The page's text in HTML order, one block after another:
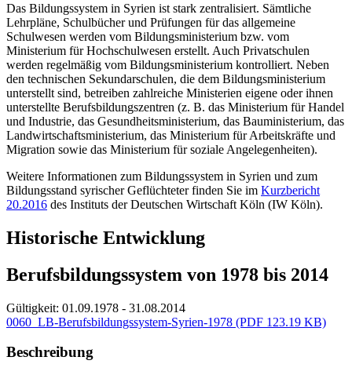
Das Bildungssystem in Syrien ist stark zentralisiert. Sämtliche
Lehrpläne, Schulbücher und Prüfungen für das allgemeine
Schulwesen werden vom Bildungsministerium bzw. vom
Ministerium für Hochschulwesen erstellt. Auch Privatschulen
werden regelmäßig vom Bildungsministerium kontrolliert. Neben
den technischen Sekundarschulen, die dem Bildungsministerium
unterstellt sind, betreiben zahlreiche Ministerien eigene oder ihnen
unterstellte Berufsbildungszentren (z. B. das Ministerium für Handel
und Industrie, das Gesundheitsministerium, das Bauministerium, das
Landwirtschaftsministerium, das Ministerium für Arbeitskräfte und
Migration sowie das Ministerium für soziale Angelegenheiten).
Weitere Informationen zum Bildungssystem in Syrien und zum
Bildungsstand syrischer Geflüchteter finden Sie im Kurzbericht
20.2016 des Instituts der Deutschen Wirtschaft Köln (IW Köln).
Historische Entwicklung
Berufsbildungssystem von 1978 bis 2014
Gültigkeit: 01.09.1978 - 31.08.2014
0060_LB-Berufsbildungssystem-Syrien-1978 (PDF 123.19 KB)
Beschreibung